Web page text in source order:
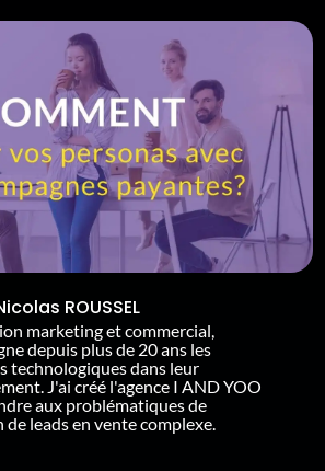
ROUSSEL
marketing et commercial,
depuis plus de 20 ans les
technologiques dans leur
J'ai créé l'agence I AND YOO
aux problématiques de
leads en vente complexe.